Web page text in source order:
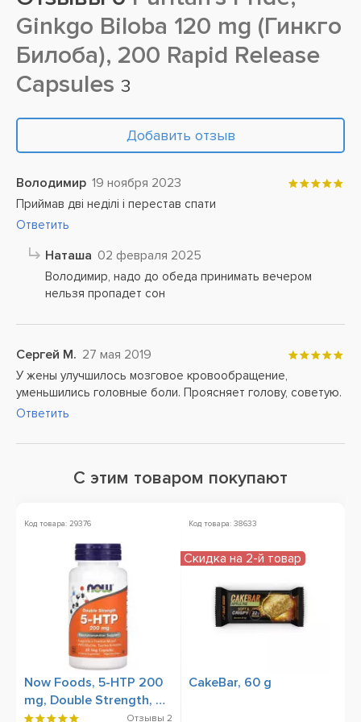
Ginkgo Biloba 120 mg (Гинкго
Билоба), 200 Rapid Release
Capsules 3
Добавить отзыв
Володимир 19 ноября 2023
Приймав дві неділі і перестав спати
Ответить
Наташа 02 февраля 2025
Володимир, надо до обеда принимать вечером
нельзя пропадет сон
Сергей М. 27 мая 2019
У жены улучшилось мозговое кровообращение,
уменьшились головные боли. Проясняет голову, советую.
Ответить
С этим товаром покупают
Код товара: 29376
Now Foods, 5-HTP 200
mg, Double Strength, 60
Veg Capsules
Отзывы 2
Код товара: 38633
CakeBar, 60 g
Скидка на 2-й товар